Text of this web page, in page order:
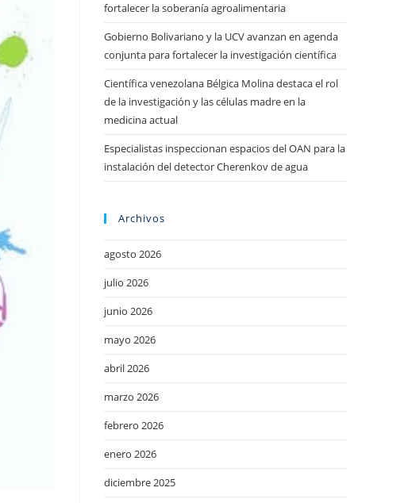
fortalecer la soberanía agroalimentaria
Gobierno Bolivariano y la UCV avanzan en agenda
conjunta para fortalecer la investigación científica
Científica venezolana Bélgica Molina destaca el rol
de la investigación y las células madre en la
medicina actual
Especialistas inspeccionan espacios del OAN para la
instalación del detector Cherenkov de agua
Archivos
agosto 2026
julio 2026
junio 2026
mayo 2026
abril 2026
marzo 2026
febrero 2026
enero 2026
diciembre 2025